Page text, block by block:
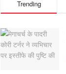
Trending